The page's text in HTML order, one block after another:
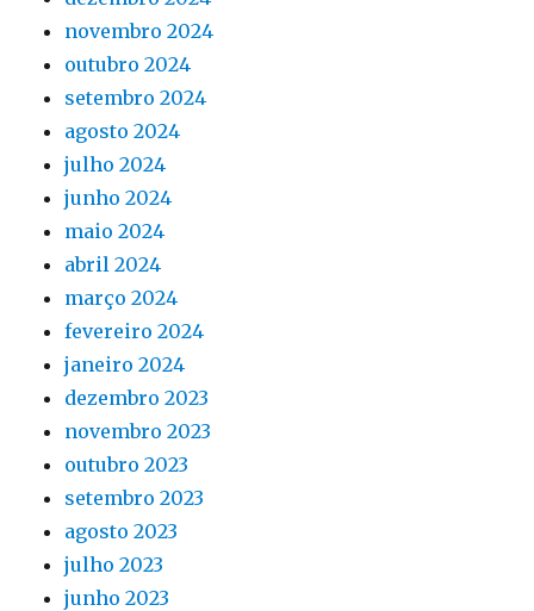
novembro 2024
outubro 2024
setembro 2024
agosto 2024
julho 2024
junho 2024
maio 2024
abril 2024
março 2024
fevereiro 2024
janeiro 2024
dezembro 2023
novembro 2023
outubro 2023
setembro 2023
agosto 2023
julho 2023
junho 2023